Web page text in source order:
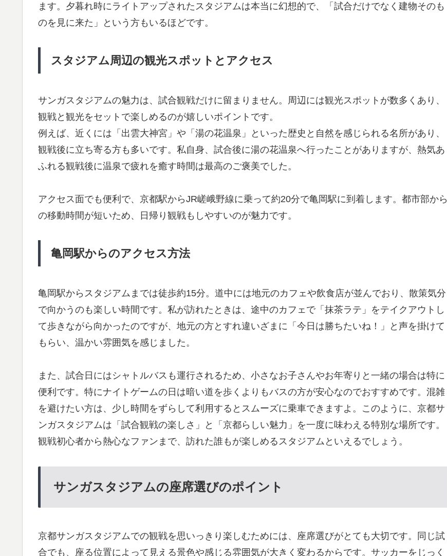
ます。夕暮れ時にライトアップされたスタジアムは本当に幻想的で、「試合だけでなく建物そのも
のを見に来た」という方もいるほどです。
スタジアム周辺の観光スポットとアクセス
サンガスタジアムの魅力は、試合観戦だけに留まりません。周辺には観光スポットが数多くあり、
観戦と観光をセットで楽しめるのが嬉しいポイントです。
例えば、近くには「出雲大神宮」や「湯の花温泉」といった歴史と自然を感じられる名所があり、
観戦後に立ち寄る方も多いです。私自身、試合後に湯の花温泉へ行ったことがありますが、熱気あ
ふれる観戦後に温泉で疲れを癒す時間は最高のご褒美でした。
アクセス面でも便利で、京都駅からJR嵯峨野線に乗って約20分で亀岡駅に到着します。都市部から
の移動時間が短いため、日帰り観戦もしやすいのが魅力です。
亀岡駅からのアクセス方法
亀岡駅からスタジアムまでは徒歩約15分。道中には地元のカフェや飲食店が並んでおり、散策気分
で向かうのも楽しい時間です。私が訪れたときは、途中のカフェで「抹茶ラテ」をテイクアウトし
て歩きながら向かったのですが、地元の方とすれ違いざまに「今日は勝ちたいね！」と声を掛けて
もらい、温かい雰囲気を感じました。
また、試合日にはシャトルバスも運行されるため、小さなお子さんやお年寄りと一緒の場合は特に
便利です。特にナイトゲームの日は暗い道を歩くよりもバスの方が安心なのでおすすめです。混雑
を避けたい方は、少し時間をずらして利用するとスムーズに乗車できますよ。このように、京都サ
ンガスタジアムは「試合観戦の楽しさ」と「京都らしい魅力」を一度に味わえる特別な場所です。
観戦初心者から熱心なファンまで、訪れた誰もが楽しめるスタジアムといえるでしょう。
サンガスタジアムの座席選びのポイント
京都サンガスタジアムでの観戦を思いっきり楽しむためには、座席選びがとても大切です。同じ試
合でも、座る位置によって見える景色や感じる雰囲気が大きく変わるからです。サッカーをじっく